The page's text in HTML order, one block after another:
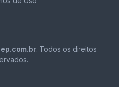
. Todos os direitos